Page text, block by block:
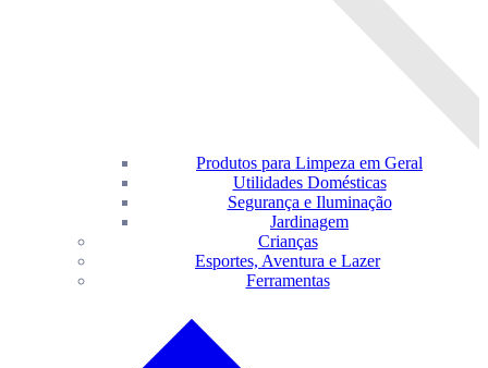
Produtos para Limpeza em Geral
Utilidades Domésticas
Segurança e Iluminação
Jardinagem
Crianças
Esportes, Aventura e Lazer
Ferramentas